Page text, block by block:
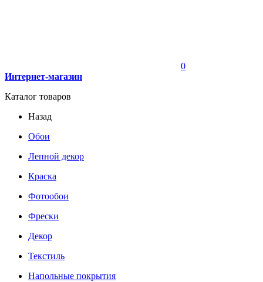
0
Интернет-магазин
Каталог товаров
Назад
Обои
Лепной декор
Краска
Фотообои
Фрески
Декор
Текстиль
Напольные покрытия